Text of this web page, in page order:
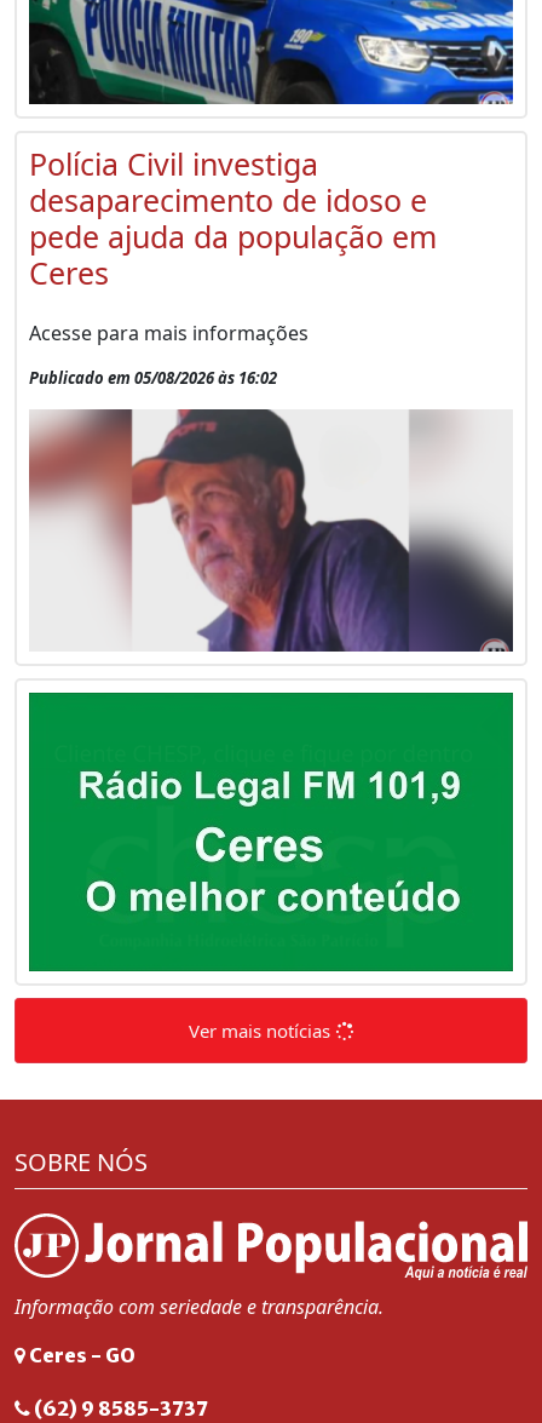
Polícia Civil investiga
desaparecimento de idoso e
pede ajuda da população em
Ceres
Acesse para mais informações
Publicado em 05/08/2026 às 16:02
Ver mais notícias
SOBRE NÓS
Informação com seriedade e transparência.
Ceres - GO
(62) 9 8585-3737